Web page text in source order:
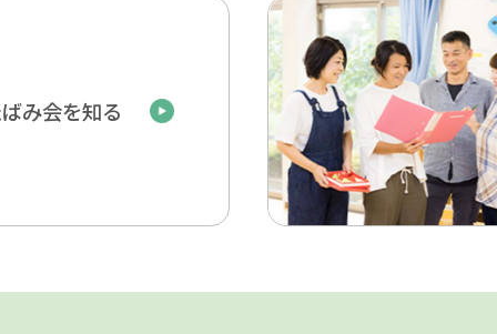
み会を知る